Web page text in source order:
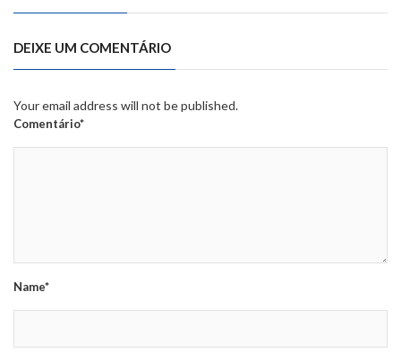
DEIXE UM COMENTÁRIO
Your email address will not be published.
Comentário*
Name*